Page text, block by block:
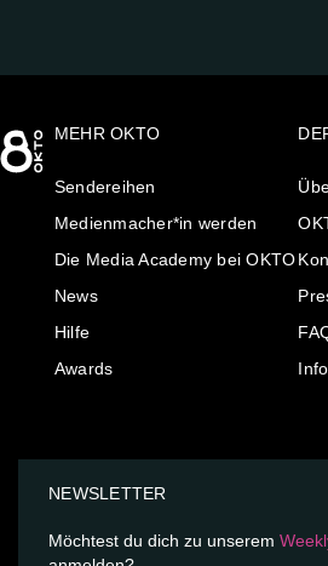
MEHR OKTO
Sendereihen
Medienmacher*in werden
Die Media Academy bei OKTO
News
Hilfe
Awards
NEWSLETTER
Möchtest du dich zu unserem